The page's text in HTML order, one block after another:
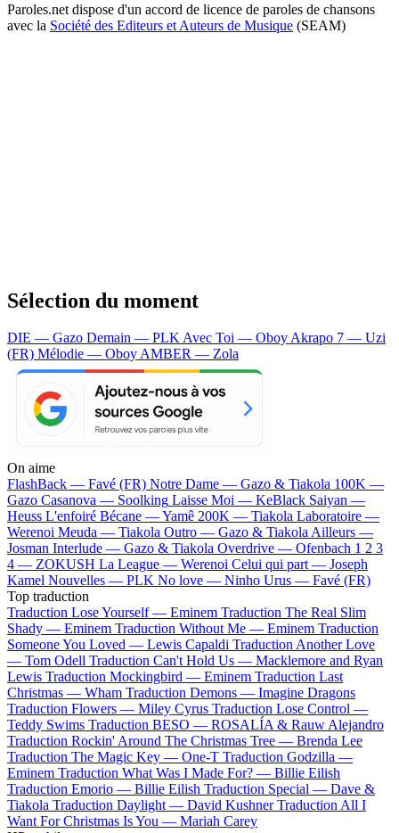
Paroles.net dispose d'un accord de licence de paroles de chansons
avec la Société des Editeurs et Auteurs de Musique (SEAM)
Sélection du moment
DIE — Gazo Demain — PLKAvec Toi — OboyAkrapo 7 — Uzi
(FR) Mélodie — OboyAMBER — Zola
On aime
FlashBack — Favé (FR) Notre Dame — Gazo & Tiakola 100K —
Gazo Casanova — Soolking Laisse Moi — KeBlack Saiyan —
Heuss L'enfoiré Bécane —Yamê 200K — Tiakola Laboratoire —
Werenoi Meuda — Tiakola Outro — Gazo & TiakolaAilleurs —
Josman Interlude — Gazo & Tiakola Overdrive — Ofenbach 1 2 3
4 — ZOKUSH La League — Werenoi Celui qui part — Joseph
Kamel Nouvelles — PLK No love — Ninho Urus — Favé (FR)
Top traduction
Traduction Lose Yourself — Eminem Traduction The Real Slim
Shady — Eminem Traduction Without Me — Eminem Traduction
Someone You Loved — Lewis Capaldi Traduction Another Love
— Tom Odell Traduction Can't Hold Us — Macklemore and Ryan
Lewis Traduction Mockingbird — Eminem Traduction Last
Christmas — Wham Traduction Demons — Imagine Dragons
Traduction Flowers — Miley Cyrus Traduction Lose Control —
Teddy Swims Traduction BESO — ROSALÍA & Rauw Alejandro
Traduction Rockin' Around The Christmas Tree — Brenda Lee
Traduction The Magic Key — One-T Traduction Godzilla —
Eminem Traduction What Was I Made For? — Billie Eilish
Traduction Emorio — Billie Eilish Traduction Special — Dave &
Tiakola Traduction Daylight — David Kushner Traduction All I
Want For Christmas Is You — Mariah Carey